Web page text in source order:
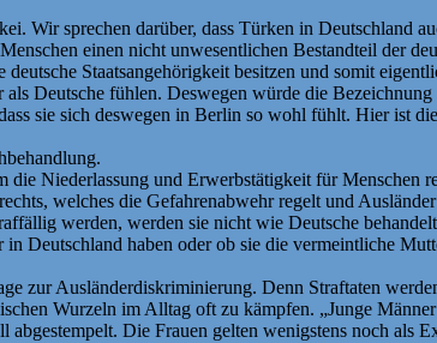
Wir sprechen darüber, dass Türken in Deutschland
einen nicht unwesentlichen Bestandteil der
Staatsangehörigkeit besitzen und somit
Deutsche fühlen. Deswegen würde die
sie sich deswegen in Berlin so wohl fühlt. Hier ist
Niederlassung und Erwerbstätigkeit für Menschen
welches die Gefahrenabwehr regelt und
werden, werden sie nicht wie Deutsche
Deutschland haben oder ob sie die vermeintliche
zur Ausländerdiskriminierung. Denn Straftaten
Wurzeln im Alltag oft zu kämpfen. „Junge
abgestempelt. Die Frauen gelten wenigstens noch als